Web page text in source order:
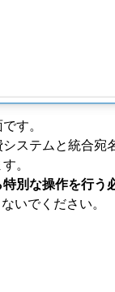
す。
ステムと統合宛
。
別な操作を行う
いでください。